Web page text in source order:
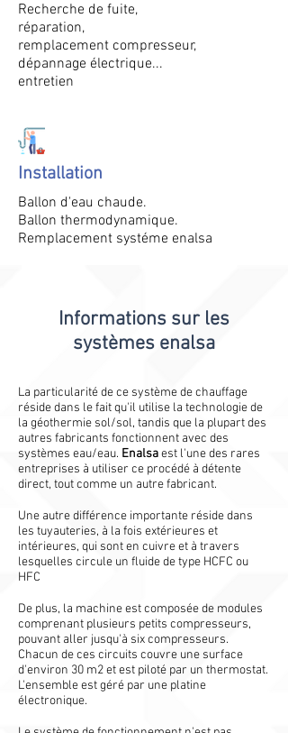
Recherche de fuite,
réparation,
remplacement compresseur,
dépannage électrique...
entretien
Installation
Ballon d'eau chaude.
Ballon thermodynamique.
Remplacement systéme enalsa
Informations sur les
systèmes enalsa
La particularité de ce système de chauffage
réside dans le fait qu'il utilise la technologie de
la géothermie sol/sol, tandis que la plupart des
autres fabricants fonctionnent avec des
systèmes eau/eau. Enalsaest l'une des rares
entreprises à utiliser ce procédé à détente
direct, tout comme un autre fabricant.
Une autre différence importante réside dans
les tuyauteries, à la fois extérieures et
intérieures, qui sont en cuivre et à travers
lesquelles circule un fluide de type HCFC ou
HFC
De plus, la machine est composée de modules
comprenant plusieurs petits compresseurs,
pouvant aller jusqu'à six compresseurs.
Chacun de ces circuits couvre une surface
d'environ 30 m2 et est piloté par un thermostat.
L'ensemble est géré par une platine
électronique.